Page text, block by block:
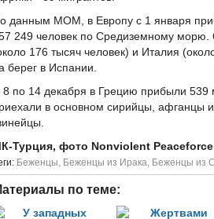
данным МОМ, в Европу с 1 января
249 человек по Средиземному морю.
176 тысяч человек) и Италия
берег в Испании.
по 14 декабря в Грецию прибыли
в основном сирийцы, афганцы
Турция, фото Nonviolent Peaceforce
Беженцы, Беженцы из Ирака, Беженцы из
по теме: